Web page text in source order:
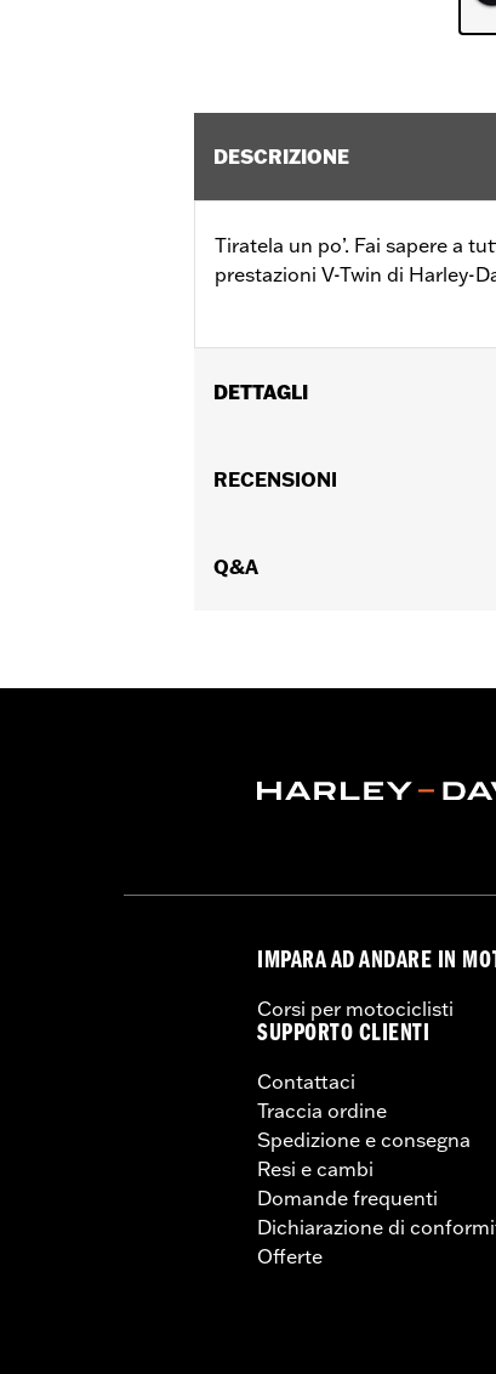
DESCRIZIONE
Tiratela un po’. Fai sapere a
prestazioni V-Twin di Harley-
DETTAGLI
Istruzioni di installazione
RECENSIONI
Q&A
IMPARA AD ANDARE IN
Corsi per motociclisti
SUPPORTO CLIENTI
Contattaci
Traccia ordine
Spedizione e consegna
Resi e cambi
Domande frequenti
Dichiarazione di
Offerte